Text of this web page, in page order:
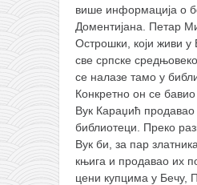
галерија клуба
чланарина
контакт
бесплатна е-књига
термини тренинга
моја прича
моја прича
више информација о
Доментијана. Петар
Острошки, који живи у
све српске
се налазе тамо у
Конкретно он се бавио
Вук Караџић продавао
библиотеци. Преко
Вук би, за пар
књига и продавао их
цени купцима у Бечу,